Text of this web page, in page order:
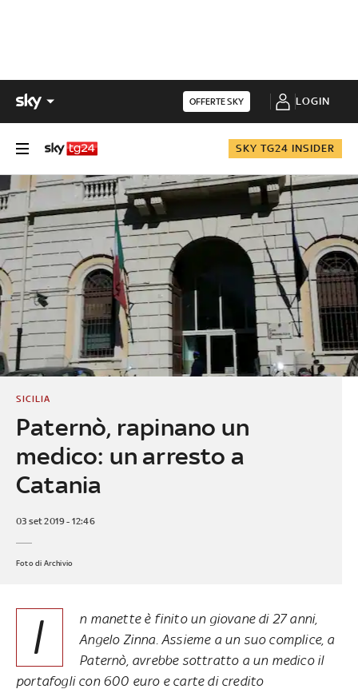
OFFERTE SKY LOGIN
SKY TG24 INSIDER
Paternò, rapinano un
medico: un arresto a
Catania
SICILIA
03 set 2019 - 12:46
Foto di Archivio
I
n manette è finito un giovane di 27 anni,
Angelo Zinna. Assieme a un suo complice, a
Paternò, avrebbe sottratto a un medico il
portafogli con 600 euro e carte di credito